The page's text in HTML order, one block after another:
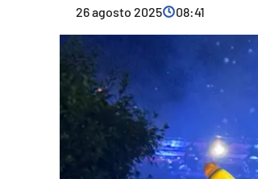
Streaming
26 agosto 2025 08:41